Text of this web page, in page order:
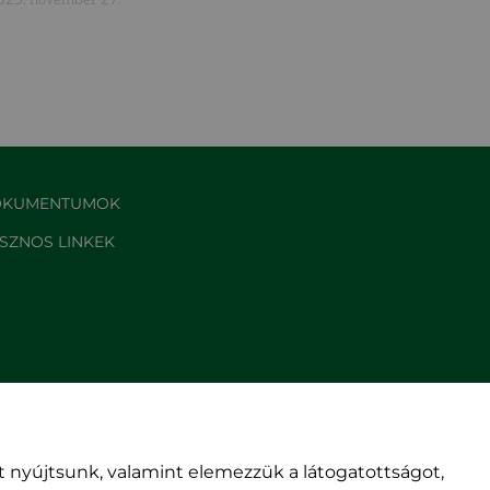
LINKEK
nyújtsunk, valamint elemezzük a látogatottságot,